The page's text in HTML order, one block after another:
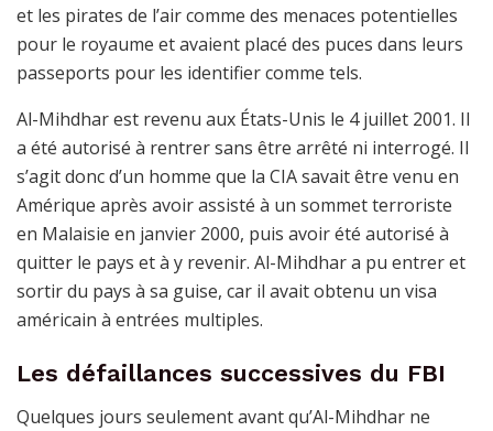
et les pirates de l’air comme des menaces potentielles
pour le royaume et avaient placé des puces dans leurs
passeports pour les identifier comme tels.
Al-Mihdhar est revenu aux États-Unis le 4 juillet 2001. Il
a été autorisé à rentrer sans être arrêté ni interrogé. Il
s’agit donc d’un homme que la CIA savait être venu en
Amérique après avoir assisté à un sommet terroriste
en Malaisie en janvier 2000, puis avoir été autorisé à
quitter le pays et à y revenir. Al-Mihdhar a pu entrer et
sortir du pays à sa guise, car il avait obtenu un visa
américain à entrées multiples.
Les défaillances successives du FBI
Quelques jours seulement avant qu’Al-Mihdhar ne